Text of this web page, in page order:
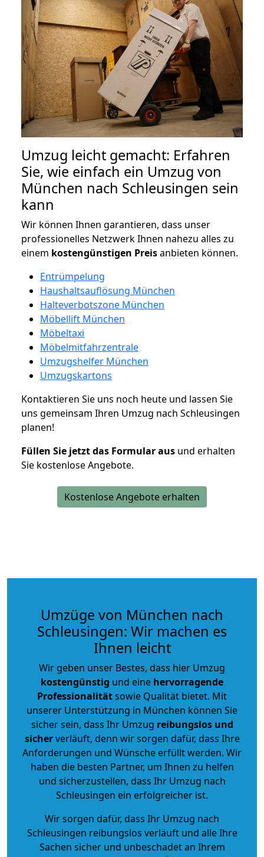
Umzug leicht gemacht: Erfahren
Sie, wie einfach ein Umzug von
München nach Schleusingen sein
kann
Wir können Ihnen garantieren, dass unser
professionelles Netzwerk Ihnen nahezu alles zu
einem kostengünstigen Preisanbieten können.
Entrümpelung
Haushaltsauflösung München
Halteverbotszone München
Möbellift München
Möbeltaxi
Möbelmitfahrzentrale
Umzugshelfer München
Umzugskartons
Kontaktieren Sie uns noch heute und lassen Sie
uns gemeinsam Ihren Umzug nach Schleusingen
planen!
Füllen Sie jetzt das Formular aus und erhalten
Sie kostenlose Angebote.
Kostenlose Angebote erhalten
Umzüge von München nach
Schleusingen: Wir machen es
Ihnen leicht
Wir geben unser Bestes, dass hier Umzug
kostengünstig und eine hervorragende
Professionalitätsowie Qualität bietet. Mit
unserer Unterstützung in München können Sie
sicher sein, dass Ihr Umzug reibungslos und
sicherverläuft, denn wir sorgen dafür, dass Ihre
Anforderungen und Wünsche erfüllt werden. Wir
haben die besten Partner, um Ihnen zu helfen
und sicherzustellen, dass Ihr Umzug nach
Schleusingen ein erfolgreicher ist.
Wir sorgen dafür, dass Ihr Umzug nach
Schleusingen reibungslos verläuft und alle Ihre
Sachen sicher und unbeschadet an Ihrem